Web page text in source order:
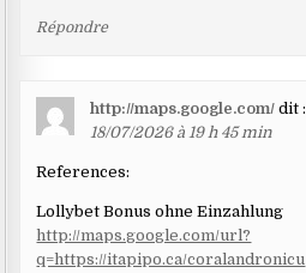
Répondre
http://maps.google.com/ dit :
18/07/2026 à 19 h 45 min
References:
Lollybet Bonus ohne Einzahlung
http://maps.google.com/url?
q=https://itapipo.ca/coralandronicu